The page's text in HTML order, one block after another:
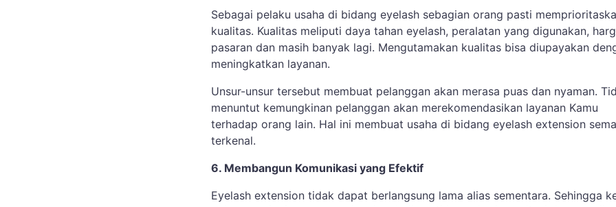
Sebagai pelaku usaha di bidang eyelash sebagian orang pasti
kualitas. Kualitas meliputi daya tahan eyelash, peralatan yang digunakan,
pasaran dan masih banyak lagi. Mengutamakan kualitas bisa diupayakan
meningkatkan layanan.
Unsur-unsur tersebut membuat pelanggan akan merasa puas dan nyaman.
menuntut kemungkinan pelanggan akan merekomendasikan layanan Kamu
terhadap orang lain. Hal ini membuat usaha di bidang eyelash extension
terkenal.
6. Membangun Komunikasi yang Efektif
Eyelash extension tidak dapat berlangsung lama alias sementara. Sehingga